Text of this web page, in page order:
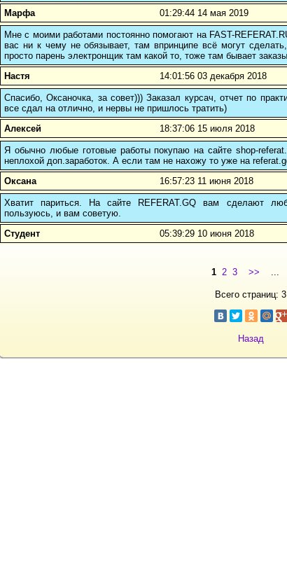
Марфа
01:29:44 14 мая 2019
Мне с моими работами постоянно помогают на FAST-
вас ни к чему не обязывает, там впринципе всё могут
просто парень электронщик там какой то, тоже там бывает
Настя
14:01:56 03 декабря 2018
Спасибо, Оксаночка, за совет))) Заказал курсач, отчет по
все сдал на отлично, и нервы не пришлось тратить)
Алексей
18:37:06 15 июля 2018
Я обычно любые готовые работы покупаю на сайте shop-
неплохой доп.заработок. А если там не нахожу то уже на
Оксана
16:57:23 11 июня 2018
Хватит париться. На сайте REFERAT.GQ вам сделают
пользуюсь, и вам советую.
Студент
05:39:29 10 июня 2018
1 2 3 >> ...
Всего страниц: 3
Назад